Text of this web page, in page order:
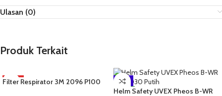
Ulasan (0)
Produk Terkait
HOT
Filter Respirator 3M 2096 P100
-4%
NEW
Helm Safety UVEX Pheos B-WR